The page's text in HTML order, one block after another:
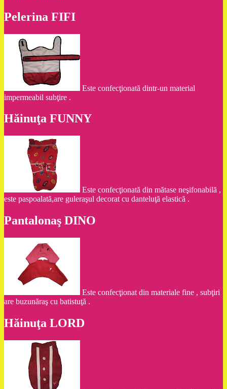
Pelerina FIFI
Este confecţionată dintr-un material
impermeabil subţire .
Hăinuţa FUNNY
Este confecţionată din mătase neşifonabilă ,
este paspoalată,are guleraşul decorat cu danteluţă elastică .
Pantalonaş DINO
Este confecţionat din materiale fine , subţiri
are buzunăraş cu batistuţă .
Hăinuţa LORD